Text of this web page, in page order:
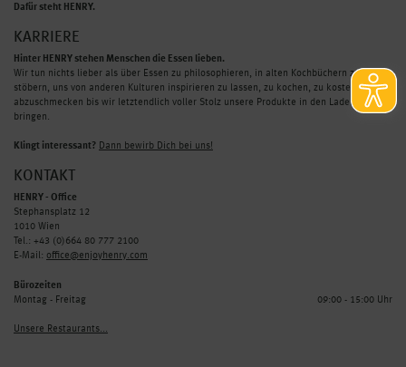
Dafür steht HENRY.
KARRIERE
Hinter HENRY stehen Menschen die Essen lieben.
Wir tun nichts lieber als über Essen zu philosophieren, in alten Kochbüchern zu
stöbern, uns von anderen Kulturen inspirieren zu lassen, zu kochen, zu kosten und
abzuschmecken bis wir letztendlich voller Stolz unsere Produkte in den Laden
bringen.
Klingt interessant? Dann bewirb Dich bei uns!
KONTAKT
HENRY - Office
Stephansplatz 12
1010 Wien
Tel.: +43 (0)664 80 777 2100
E-Mail: office@enjoyhenry.com
Bürozeiten
Montag - Freitag
09:00 - 15:00 Uhr
Unsere Restaurants...